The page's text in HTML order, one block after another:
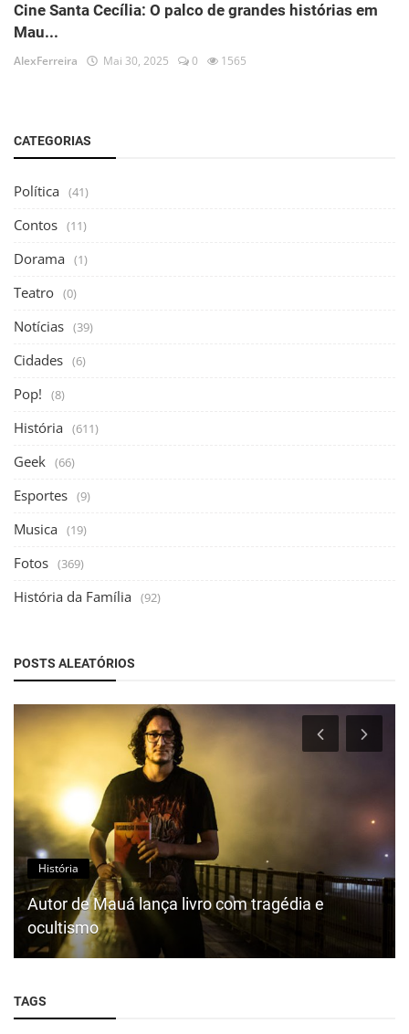
Cine Santa Cecília: O palco de grandes histórias em
Mau...
AlexFerreira Mai 30, 2025 0 1565
CATEGORIAS
Política (41)
Contos (11)
Dorama (1)
Teatro (0)
Notícias (39)
Cidades (6)
Pop! (8)
História (611)
Geek (66)
Esportes (9)
Musica (19)
Fotos (369)
História da Família (92)
POSTS ALEATÓRIOS
História
Autor de Mauá lança livro com tragédia e
ocultismo
TAGS